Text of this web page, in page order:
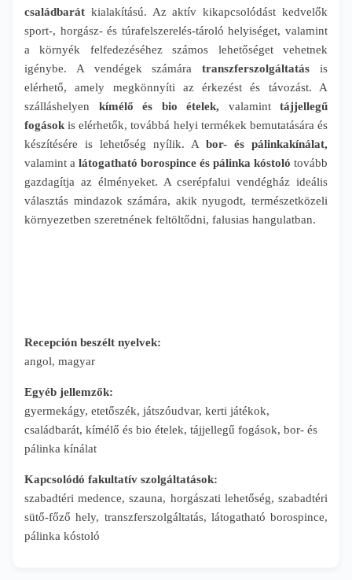
családbarát kialakítású. Az aktív kikapcsolódást kedvelők
sport-, horgász- és túrafelszerelés-tároló helyiséget, valamint
a környék felfedezéséhez számos lehetőséget vehetnek
igénybe. A vendégek számáratranszferszolgáltatás is
elérhető, amely megkönnyíti az érkezést és távozást. A
szálláshelyen kímélő és bio ételek, valamint tájjellegű
fogások is elérhetők, továbbá helyi termékek bemutatására és
készítésére is lehetőség nyílik. A bor- és pálinkakínálat,
valamint a látogatható borospince és pálinka kóstoló tovább
gazdagítja az élményeket. A cserépfalui vendégház ideális
választás mindazok számára, akik nyugodt, természetközeli
környezetben szeretnének feltöltődni, falusias hangulatban.
Recepción beszélt nyelvek:
angol, magyar
Egyéb jellemzők:
gyermekágy, etetőszék, játszóudvar, kerti játékok,
családbarát, kímélő és bio ételek, tájjellegű fogások, bor- és
pálinka kínálat
Kapcsolódó fakultatív szolgáltatások:
szabadtéri medence, szauna, horgászati lehetőség, szabadtéri
sütő-főző hely, transzferszolgáltatás, látogatható borospince,
pálinka kóstoló